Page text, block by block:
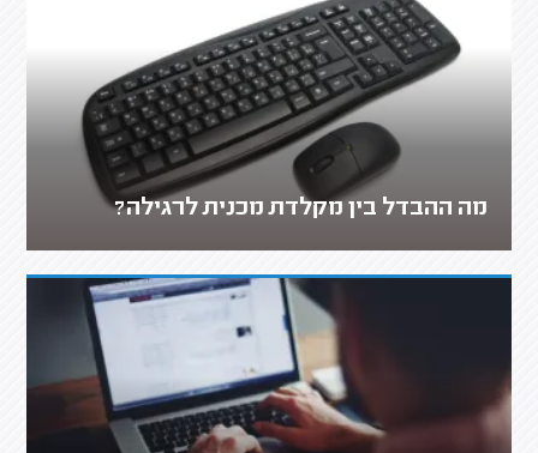
מה ההבדל בין מקלדת מכנית לרגילה?